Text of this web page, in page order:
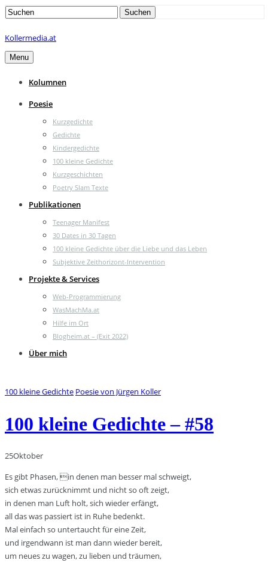
Search
Suchen
Kollermedia.at
Menu
Kolumnen
Poesie
Kurzgedichte
Gedichte
Kindergedichte
100 kleine Gedichte
Kurzgeschichten
Poetry Slam Texte
Publikationen
Teenager Manifest
30 Dates in 30 Tagen
100 kleine Gedichte über die Liebe und das Leben
Subjektive Zeithorizont-Intervention
Projekte & Services
Web-Programmierung
WasMachMa.at
Hilfe im Ort
Blogheim.at – (Exit 2022)
Über mich
100 kleine Gedichte Poesie von Jürgen Koller
100 kleine Gedichte – #58
25Oktober
Es gibt Phasen, in denen man besser mal schweigt,
sich etwas zurücknimmt und nicht so oft zeigt,
in denen man Luft holt, sich wieder erfängt,
all das was passiert ist in Ruhe bedenkt.
Mal einfach so untertaucht für eine Zeit,
und irgendwann ist man dann wieder bereit,
um neues zu wagen, zu lieben und träumen,